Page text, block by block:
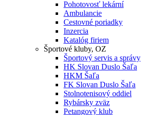
Pohotovosť lekární
Ambulancie
Cestovné poriadky
Inzercia
Katalóg firiem
Športové kluby, OZ
Športový servis a správy
HK Slovan Duslo Šaľa
HKM Šaľa
FK Slovan Duslo Šaľa
Stolnotenisový oddiel
Rybársky zväz
Petangový klub